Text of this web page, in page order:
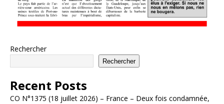
Rechercher
Rechercher
Recent Posts
CO N°1375 (18 juillet 2026) – France – Deux fois condamnée,